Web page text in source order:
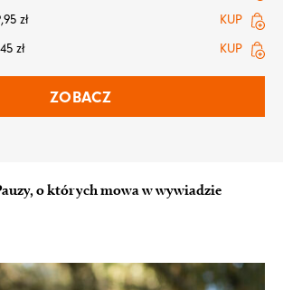
zł
KUP
zł KUP
ZOBACZ
o których mowa w wywiadzie